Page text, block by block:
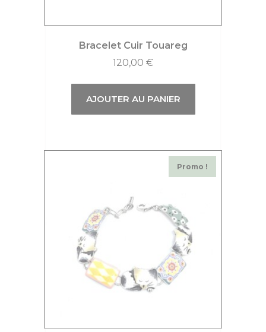
Bracelet Cuir Touareg
120,00 €
AJOUTER AU PANIER
Promo !